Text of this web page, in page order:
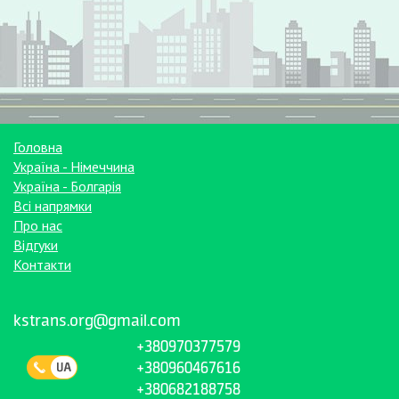
Головна
Україна - Німеччина
Україна - Болгарія
Всі напрямки
Про нас
Відгуки
Контакти
kstrans.org@gmail.com
+380970377579
+380960467616
+380682188758